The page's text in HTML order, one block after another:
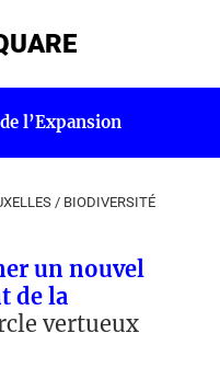
l’Expansion
/ BIODIVERSITÉ
un nouvel
de la
vertueux